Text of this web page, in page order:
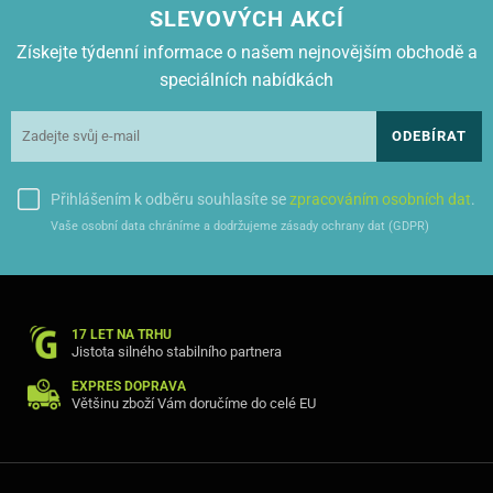
nečistot, kterých polapí až 13 litrů. Na její plnou kapacitu vás upozorní
bezpečnostní plovák.
Zbaví vás listí i starostí
Nejen na podzim pak přijde vhod funkce vyfukování vzduchu, před
kterou se klidí z cesty jak nánosy nečistot, tak i listí.
snadné přesuny po celé vaší domácnosti.
V duchu jednoduchosti se nese také sestavení vysavače a jeho
SLEVOVÝCH AKCÍ
Získejte týdenní informace o našem nejnovějším obchodě a
speciálních nabídkách
ODEBÍRAT
Přihlášením k odběru souhlasíte sezpracováním osobních dat.
Vaše osobní data chráníme a dodržujeme zásady ochrany dat (GDPR)
17 LET NA TRHU
Jistota silného stabilního partnera
EXPRES DOPRAVA
Většinu zboží Vám doručíme do celé EU